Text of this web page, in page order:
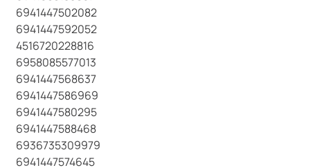
6941447502082
6941447592052
4516720228816
6958085577013
6941447568637
6941447586969
6941447580295
6941447588468
6936735309979
6941447574645